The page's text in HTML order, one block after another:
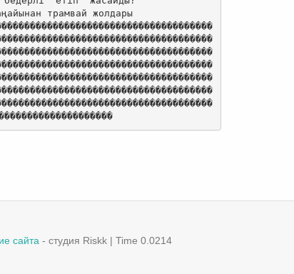
трамвай жолдары
сайта - студия Riskk | Time 0.0214